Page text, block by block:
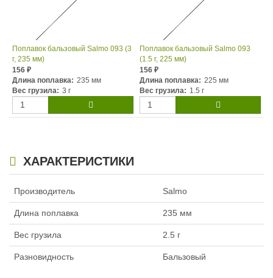
Поплавок бальзовый Salmo 093 (3
г, 235 мм)
156 ₽
Длина поплавка: 235 мм
Вес грузила: 3 г
Поплавок бальзовый Salmo 093
(1.5 г, 225 мм)
156 ₽
Длина поплавка: 225 мм
Вес грузила: 1.5 г
ХАРАКТЕРИСТИКИ
Производитель Salmo
Длина поплавка 235 мм
Вес грузила 2.5 г
Разновидность Бальзовый